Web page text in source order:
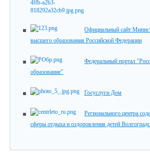
Официальный сайт
высшего образования Российской Федерации
Федеральный портал
образование"
Госуслуги Дом
Регионального центра
сферы отдыха и оздоровления детей